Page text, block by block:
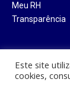
Meu RH
Transparência
Este site
cookies,